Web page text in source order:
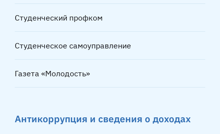
Студенческий профком
Студенческое самоуправление
Газета «Молодость»
Антикоррупция и сведения о доходах